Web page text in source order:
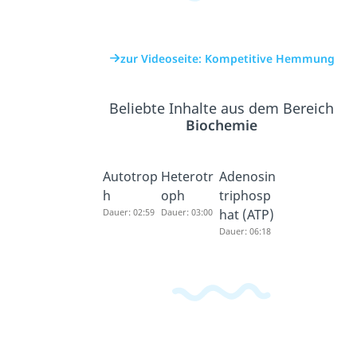
zur Videoseite: Kompetitive Hemmung
Beliebte Inhalte aus dem Bereich
Biochemie
Autotrop
h
Dauer: 02:59
Heterotr
oph
Dauer: 03:00
Adenosin
triphosp
hat (ATP)
Dauer: 06:18